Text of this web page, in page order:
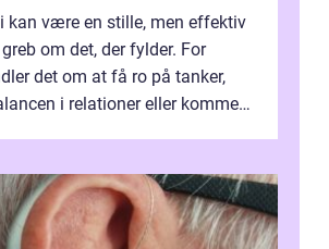
kan være en stille, men effektiv
om det, der fylder. For
det om at få ro på tanker,
i relationer eller komme